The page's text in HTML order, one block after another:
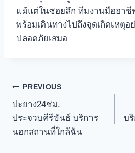
แม้แต่ในซอยลึก ทีมงานมืออาชี
พร้อมเดินทางไปถึงจุดเกิดเหตุอ
ปลอดภัยเสมอ
Post
navigation
PREVIOUS
ปะยาง24ชม.
ประจวบคีรีขันธ์ บริการ
นอกสถานที่ใกล้ฉัน
บ